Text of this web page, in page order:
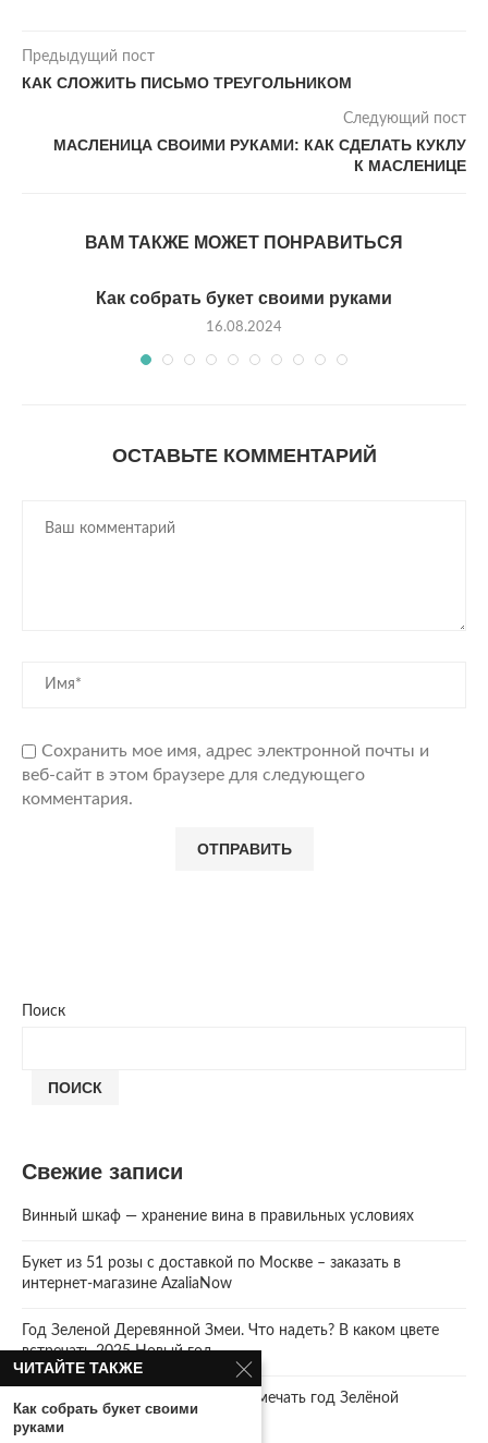
Предыдущий пост
КАК СЛОЖИТЬ ПИСЬМО ТРЕУГОЛЬНИКОМ
Следующий пост
МАСЛЕНИЦА СВОИМИ РУКАМИ: КАК СДЕЛАТЬ КУКЛУ
К МАСЛЕНИЦЕ
ВАМ ТАКЖЕ МОЖЕТ ПОНРАВИТЬСЯ
Как собрать букет своими руками
16.08.2024
ОСТАВЬТЕ КОММЕНТАРИЙ
Сохранить мое имя, адрес электронной почты и
веб-сайт в этом браузере для следующего
комментария.
Поиск
ПОИСК
Свежие записи
Винный шкаф — хранение вина в правильных условиях
Букет из 51 розы с доставкой по Москве – заказать в
интернет-магазине AzaliaNow
Год Зеленой Деревянной Змеи. Что надеть? В каком цвете
встречать 2025 Новый год.
2025 год. Где и как правильно отмечать год Зелёной
Деревянной Змеи
ЧИТАЙТЕ ТАКЖЕ
Как собрать букет своими
руками